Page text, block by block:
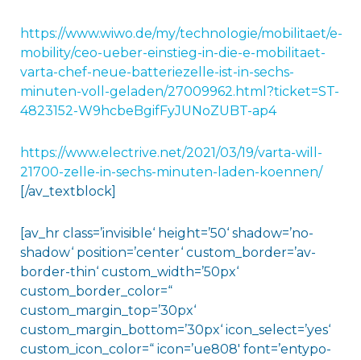
https://www.wiwo.de/my/technologie/mobilitaet/e-
mobility/ceo-ueber-einstieg-in-die-e-mobilitaet-
varta-chef-neue-batteriezelle-ist-in-sechs-
minuten-voll-geladen/27009962.html?ticket=ST-
4823152-W9hcbeBgifFyJUNoZUBT-ap4
https://www.electrive.net/2021/03/19/varta-will-
21700-zelle-in-sechs-minuten-laden-koennen/
[/av_textblock]
[av_hr class=’invisible‘ height=’50‘ shadow=’no-
shadow‘ position=’center‘ custom_border=’av-
border-thin‘ custom_width=’50px‘
custom_border_color=“
custom_margin_top=’30px‘
custom_margin_bottom=’30px‘ icon_select=’yes‘
custom_icon_color=“ icon=’ue808′ font=’entypo-